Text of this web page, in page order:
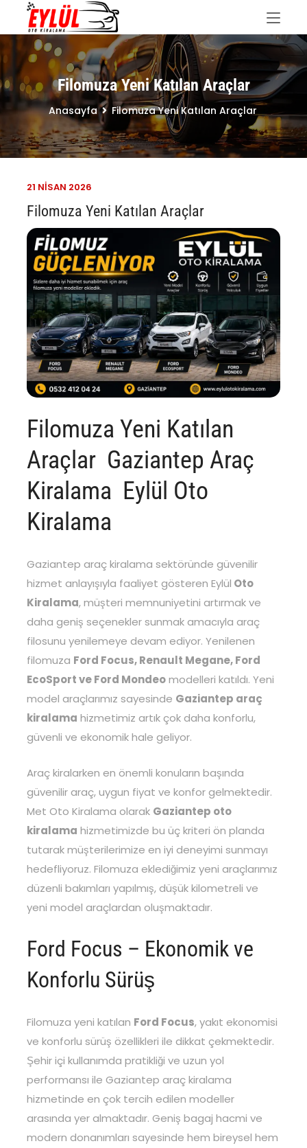
Filomuza Yeni Katılan Araçlar
Anasayfa Filomuza Yeni Katılan Araçlar
21 NISAN 2026
Filomuza Yeni Katılan Araçlar
Filomuza Yeni Katılan
Araçlar Gaziantep Araç
Kiralama Eylül Oto
Kiralama
Gaziantep araç kiralama sektöründe güvenilir
hizmet anlayışıyla faaliyet gösteren Eylül Oto
Kiralama, müşteri memnuniyetini artırmak ve
daha geniş seçenekler sunmak amacıyla araç
filosunu yenilemeye devam ediyor. Yenilenen
filomuza Ford Focus, Renault Megane, Ford
EcoSport ve Ford Mondeomodelleri katıldı. Yeni
model araçlarımız sayesinde Gaziantep araç
kiralama hizmetimiz artık çok daha konforlu,
güvenli ve ekonomik hale geliyor.
Araç kiralarken en önemli konuların başında
güvenilir araç, uygun fiyat ve konfor gelmektedir.
Met Oto Kiralama olarak Gaziantep oto
kiralama hizmetimizde bu üç kriteri ön planda
tutarak müşterilerimize en iyi deneyimi sunmayı
hedefliyoruz. Filomuza eklediğimiz yeni araçlarımız
düzenli bakımları yapılmış, düşük kilometreli ve
yeni model araçlardan oluşmaktadır.
Ford Focus – Ekonomik ve
Konforlu Sürüş
Filomuza yeni katılan Ford Focus, yakıt ekonomisi
ve konforlu sürüş özellikleri ile dikkat çekmektedir.
Şehir içi kullanımda pratikliği ve uzun yol
performansı ile Gaziantep araç kiralama
hizmetinde en çok tercih edilen modeller
arasında yer almaktadır. Geniş bagaj hacmi ve
modern donanımları sayesinde hem bireysel hem